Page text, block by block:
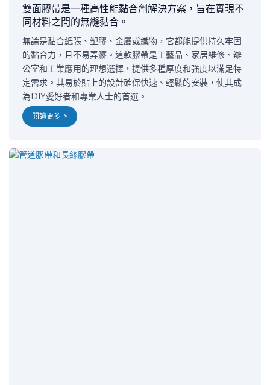
雙面膠帶是一種高性能黏合劑解決方案，旨在實現不
同材料之間的無縫黏合。
無論是黏合紙張、塑膠、金屬或織物，它都能提供持久牢固
的黏合力，且不易弄髒。這款膠帶是工藝品、家居維修、辦
公室和工業應用的理想選擇，提供多種厚度和強度以滿足特
定需求。其易於貼上的設計確保快速、輕鬆的安裝，使其成
為DIY愛好者和專業人士的首選。
閱讀更多 >